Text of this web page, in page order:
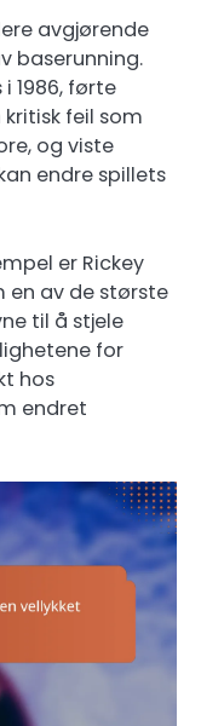
avgjørende
baserunning.
1986, førte
kritisk feil som
og viste
endre spillets
er Rickey
en av de største
til å stjele
for
hos
endret